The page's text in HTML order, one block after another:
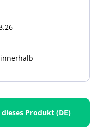
-
Produkt (DE)